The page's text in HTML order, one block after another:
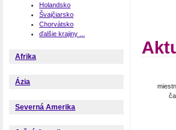
Holandsko
Švajčiarsko
Chorvátsko
ďalšie krajiny ...
Afrika
Ázia
Severná Amerika